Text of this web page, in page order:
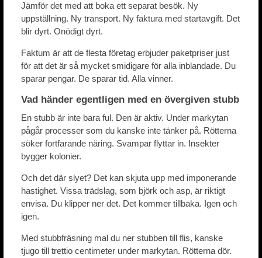
Jämför det med att boka ett separat besök. Ny
uppställning. Ny transport. Ny faktura med startavgift. Det
blir dyrt. Onödigt dyrt.
Faktum är att de flesta företag erbjuder paketpriser just
för att det är så mycket smidigare för alla inblandade. Du
sparar pengar. De sparar tid. Alla vinner.
Vad händer egentligen med en övergiven stubb
En stubb är inte bara ful. Den är aktiv. Under markytan
pågår processer som du kanske inte tänker på. Rötterna
söker fortfarande näring. Svampar flyttar in. Insekter
bygger kolonier.
Och det där slyet? Det kan skjuta upp med imponerande
hastighet. Vissa trädslag, som björk och asp, är riktigt
envisa. Du klipper ner det. Det kommer tillbaka. Igen och
igen.
Med stubbfräsning mal du ner stubben till flis, kanske
tjugo till trettio centimeter under markytan. Rötterna dör.